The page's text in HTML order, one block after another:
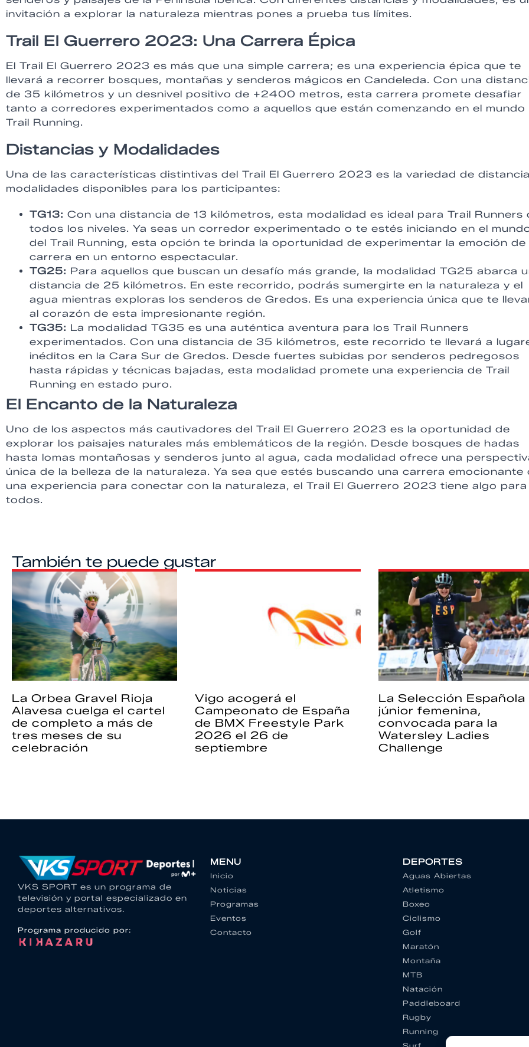
invitación a explorar la naturaleza mientras pones a prueba tus límites.
Trail El Guerrero 2023: Una Carrera Épica
El Trail El Guerrero 2023 es más que una simple carrera; es una experiencia épica que te
llevará a recorrer bosques, montañas y senderos mágicos en Candeleda. Con una
de 35 kilómetros y un desnivel positivo de +2400 metros, esta carrera promete desafiar
tanto a corredores experimentados como a aquellos que están comenzando en el mundo
Trail Running.
Distancias y Modalidades
Una de las características distintivas del Trail El Guerrero 2023 es la variedad de
modalidades disponibles para los participantes:
TG13: Con una distancia de 13 kilómetros, esta modalidad es ideal para Trail Runners
todos los niveles. Ya seas un corredor experimentado o te estés iniciando en el
del Trail Running, esta opción te brinda la oportunidad de experimentar la emoción de
carrera en un entorno espectacular.
TG25: Para aquellos que buscan un desafío más grande, la modalidad TG25 abarca
distancia de 25 kilómetros. En este recorrido, podrás sumergirte en la naturaleza y el
agua mientras exploras los senderos de Gredos. Es una experiencia única que te
al corazón de esta impresionante región.
TG35: La modalidad TG35 es una auténtica aventura para los Trail Runners
experimentados. Con una distancia de 35 kilómetros, este recorrido te llevará a
inéditos en la Cara Sur de Gredos. Desde fuertes subidas por senderos pedregosos
hasta rápidas y técnicas bajadas, esta modalidad promete una experiencia de Trail
Running en estado puro.
El Encanto de la Naturaleza
Uno de los aspectos más cautivadores del Trail El Guerrero 2023 es la oportunidad de
explorar los paisajes naturales más emblemáticos de la región. Desde bosques de hadas
hasta lomas montañosas y senderos junto al agua, cada modalidad ofrece una
única de la belleza de la naturaleza. Ya sea que estés buscando una carrera emocionante
una experiencia para conectar con la naturaleza, el Trail El Guerrero 2023 tiene algo para
todos.
También te puede gustar
La Orbea Gravel Rioja
Alavesa cuelga el cartel
de completo a más de
tres meses de su
celebración
Vigo acogerá el
Campeonato de España
de BMX Freestyle Park
2026 el 26 de
septiembre
La Selección Española
júnior femenina,
convocada para la
Watersley Ladies
Challenge
VKS SPORT es un programa de
televisión y portal especializado en
deportes alternativos.
Programa producido por:
MENU
Inicio
Noticias
Programas
Eventos
Contacto
DEPORTES
Aguas Abiertas
Atletismo
Boxeo
Ciclismo
Golf
Maratón
Montaña
MTB
Natación
Paddleboard
Rugby
Running